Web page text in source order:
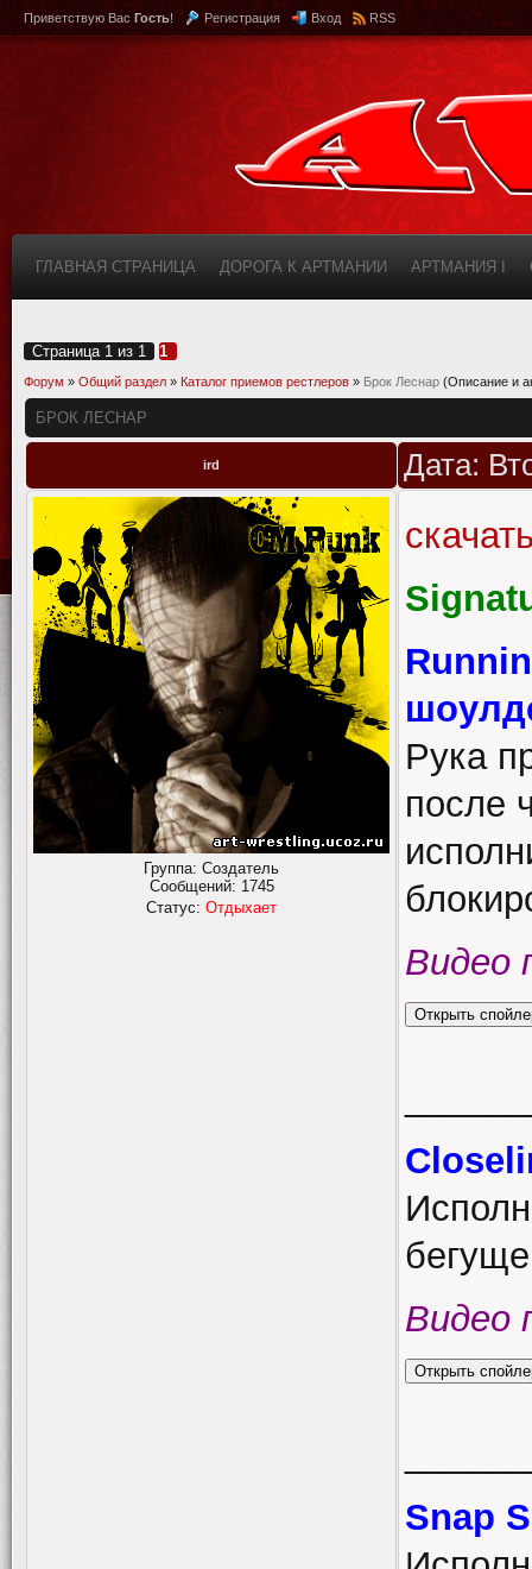
Приветствую Вас Гость! Регистрация Вход RSS
ГЛАВНАЯ СТРАНИЦА ДОРОГА К АРТМАНИИ АРТМАНИЯ I
Страница 1 из 1 1
Форум » Общий раздел » Каталог приемов рестлеров » Брок Леснар (Описание и
БРОК ЛЕСНАР
ird Дата:
Группа: Создатель
Сообщений: 1745
Статус: Отдыхает
Рука
после
Видео
Видео
Snap